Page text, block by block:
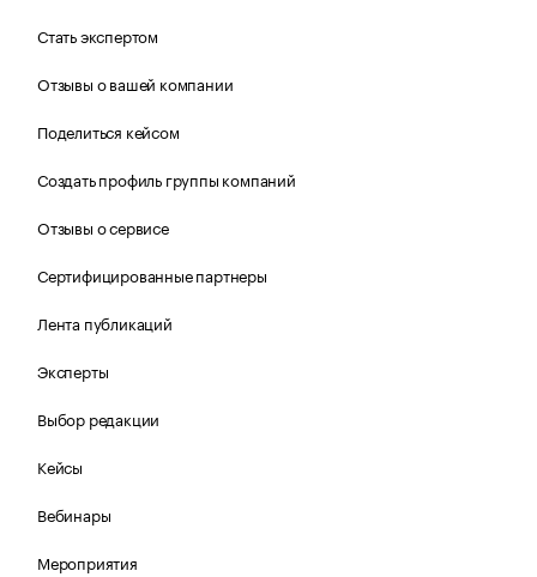
Стать экспертом
Отзывы о вашей компании
Поделиться кейсом
Создать профиль группы компаний
Отзывы о сервисе
Сертифицированные партнеры
Лента публикаций
Эксперты
Выбор редакции
Кейсы
Вебинары
Мероприятия